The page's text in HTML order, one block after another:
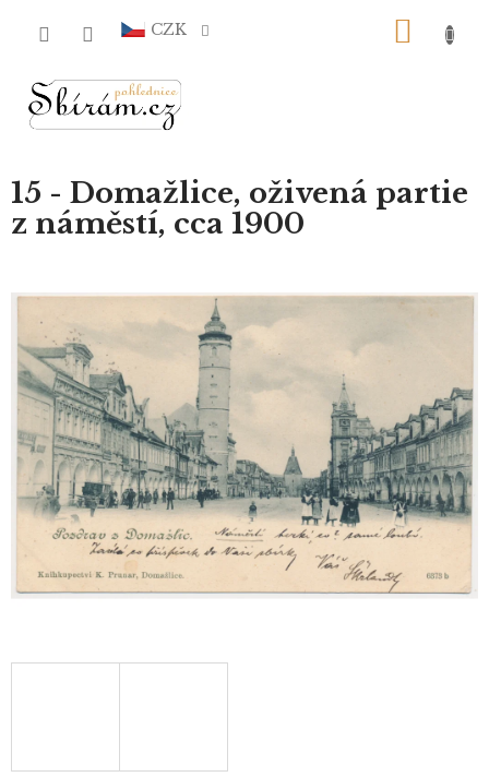
CZK
15 - Domažlice, oživená partie
z náměstí, cca 1900